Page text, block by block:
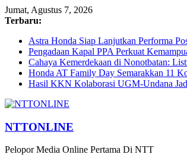
Jumat, Agustus 7, 2026
Terbaru:
Astra Honda Siap Lanjutkan Performa
Pengadaan Kapal PPA Perkuat
Cahaya Kemerdekaan di Nonotbatan:
Honda AT Family Day Semarakkan 11
Hasil KKN Kolaborasi UGM-Undana
NTTONLINE
Pelopor Media Online Pertama Di NTT